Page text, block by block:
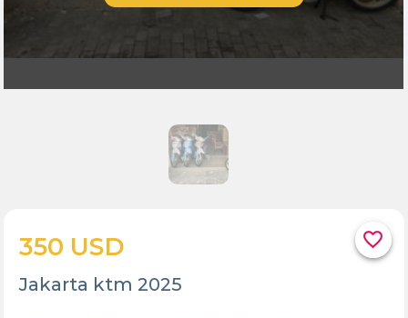
favorite_border
350 USD
Jakarta ktm 2025